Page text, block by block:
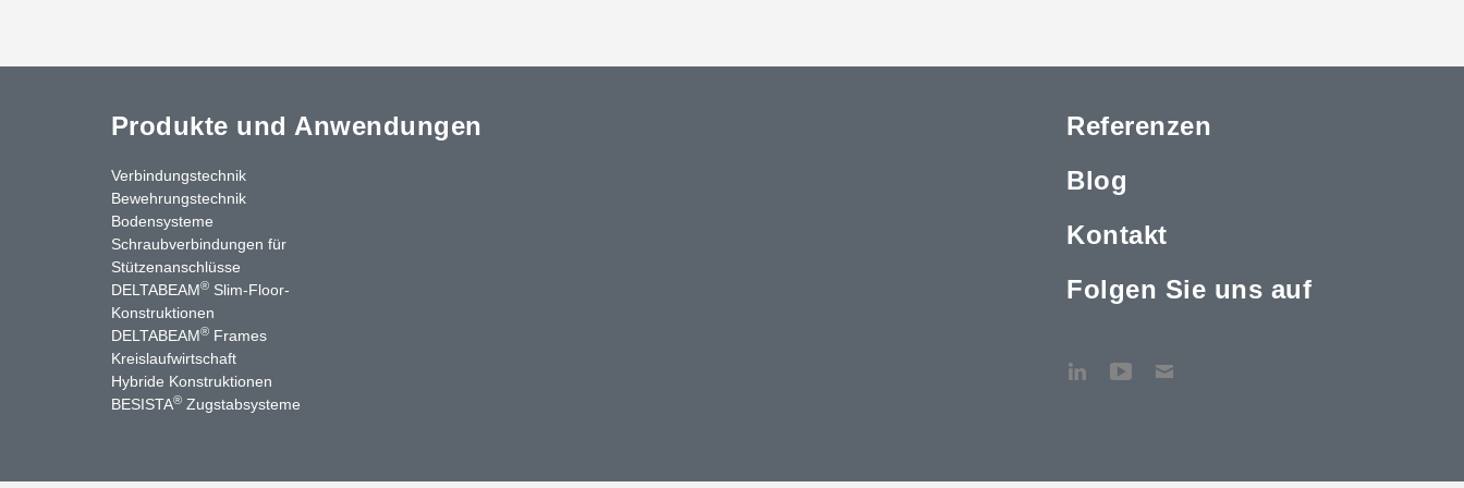
Produkte und Anwendungen
Verbindungstechnik
Bewehrungstechnik
Bodensysteme
Schraubverbindungen für
Stützenanschlüsse
DELTABEAM® Slim-Floor-
Konstruktionen
DELTABEAM® Frames
Kreislaufwirtschaft
Hybride Konstruktionen
BESISTA® Zugstabsysteme
Referenzen
Blog
Kontakt
Folgen Sie uns auf
Kontakt